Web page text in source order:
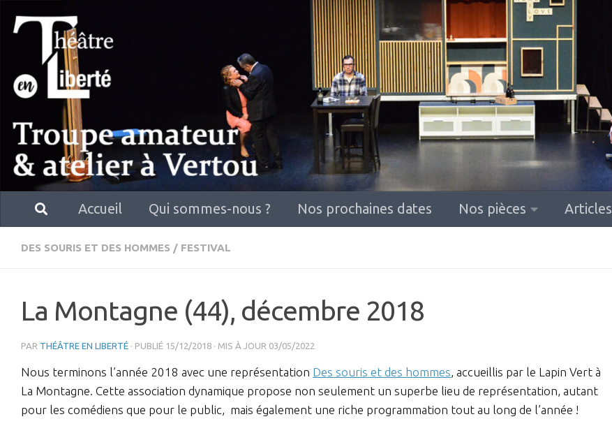
Skip to content
Accueil Qui sommes-nous ? Nos prochaines dates Nos pièces Articles
DES SOURIS ET DES HOMMES / FESTIVAL
La Montagne (44), décembre 2018
PAR THÉÂTRE EN LIBERTÉ · PUBLIÉ 15/12/2018 · MIS À JOUR 03/05/2022
Nous terminons l’année 2018 avec une représentation Des souris et des hommes, accueillis par le Lapin Vert à
La Montagne. Cette association dynamique propose non seulement un superbe lieu de représentation, autant
pour les comédiens que pour le public, mais également une riche programmation tout au long de l’année !